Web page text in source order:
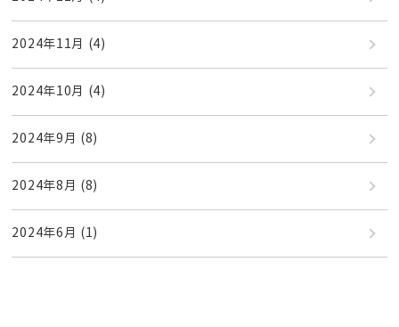
2024年11月 (4)
2024年10月 (4)
2024年9月 (8)
2024年8月 (8)
2024年6月 (1)